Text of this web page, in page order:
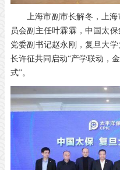
上海市副市长解冬，上
员会副主任叶霖霖，中国太
党委副书记赵永刚，复旦大
长许征共同启动“产学联动，
式”。